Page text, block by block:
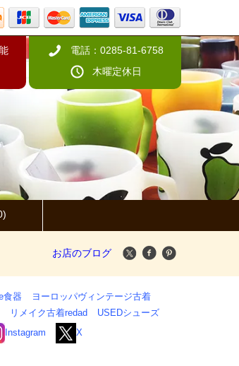
電話：0285-81-6758
木曜定休日
お店のブログ
食器
ヨーロッパヴィンテージ古着
リメイク古着redad
USEDシューズ
Instagram X